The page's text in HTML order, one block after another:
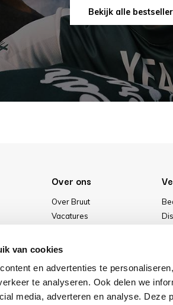
van cookies
en advertenties te
te analyseren. Ook delen we
media, adverteren en analyse. Deze
Bekijk alle
Over ons
Over Bruut
Vacatures
Onze winkel